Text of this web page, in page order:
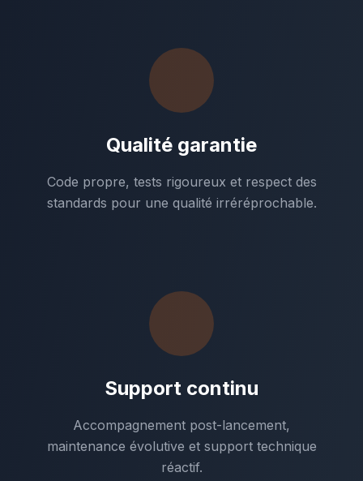
Qualité garantie
Code propre, tests rigoureux et respect des
standards pour une qualité irréréprochable.
Support continu
Accompagnement post-lancement,
maintenance évolutive et support technique
réactif.